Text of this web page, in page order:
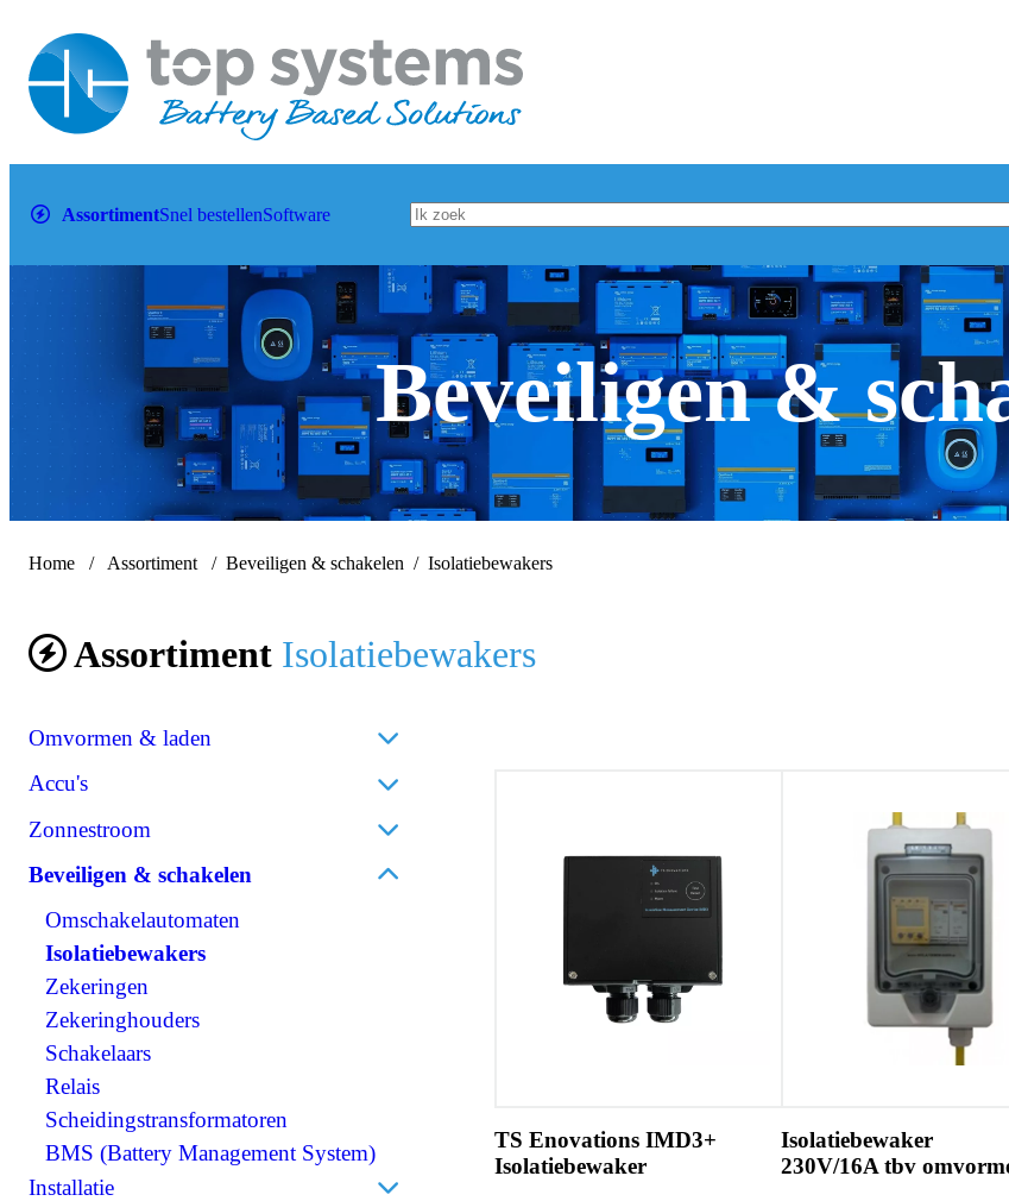
AssortimentSnel bestellenSoftware
Beveiligen &
Home Assortiment Beveiligen & schakelen Isolatiebewakers
Omvormen & laden
Acculaders
Omvormen/laden combi
Omvormen DC/AC
Omvormen DC/DC
120V Producten
IEC/UK Producten
Accessoires Omvormen & laden
Accu's
Lithium
AGM
Spiraalcel
Tractie
OPzS
OPzV
Accessoires accu's
Zonnestroom
Zonnepanelen
Omvormers zonnepanelen
Accessoires zonnepanelen
Beveiligen & schakelen
Omschakelautomaten
Isolatiebewakers
Zekeringen
Zekeringhouders
Schakelaars
Relais
Scheidingstransformatoren
BMS (Battery Management System)
Installatie
Assortiment Isolatiebewakers
TS Enovations IMD3+
Isolatiebewaker
Isolatiebewaker
230V/16A tbv